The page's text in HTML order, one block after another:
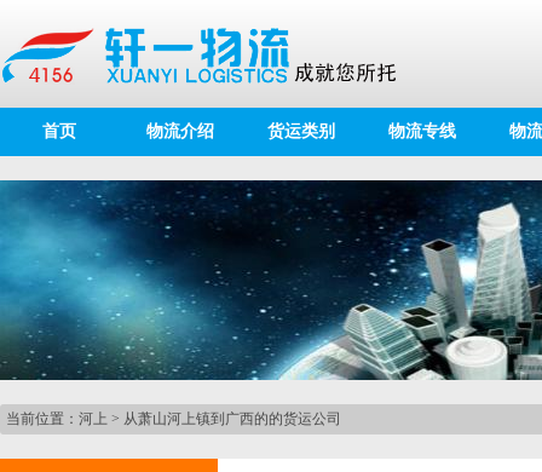
首页 物流介绍 货运类别 物流专线 物
当前位置： 河上 > 从萧山河上镇到广西的的货运公司